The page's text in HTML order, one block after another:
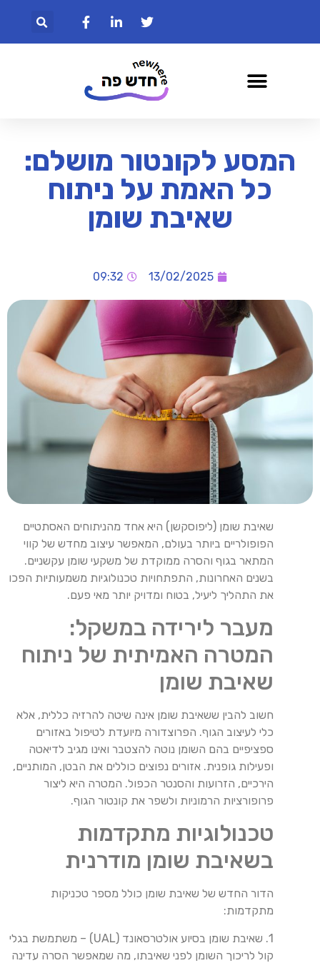
המסע לקונטור מושלם:
כל האמת על ניתוח
שאיבת שומן
13/02/2025
09:32
שאיבת שומן (ליפוסקשן) היא אחד מהניתוחים האסתטיים
הפופולריים ביותר בעולם, המאפשר עיצוב מחדש של קווי
המתאר בגוף והסרה ממוקדת של משקעי שומן עקשניים.
בשנים האחרונות, התפתחויות טכנולוגיות משמעותיות הפכו
את התהליך ליעיל, בטוח ומדויק יותר מאי פעם.
מעבר לירידה במשקל:
המטרה האמיתית של ניתוח
שאיבת שומן
חשוב להבין ששאיבת שומן אינה שיטה להרזיה כללית, אלא
כלי לעיצוב הגוף. הפרוצדורה מיועדת לטיפול באזורים
ספציפיים בהם השומן נוטה להצטבר ואינו מגיב לדיאטה
ופעילות גופנית. אזורים נפוצים כוללים את הבטן, המותניים,
הירכיים, הזרועות והסנטר הכפול. המטרה היא ליצור
פרופורציות הרמוניות ולשפר את קונטור הגוף.
טכנולוגיות מתקדמות
בשאיבת שומן מודרנית
הדור החדש של שאיבת שומן כולל מספר טכניקות
מתקדמות:
1. שאיבת שומן בסיוע אולטרסאונד (UAL) – משתמשת בגלי
קול לריכוך השומן לפני שאיבתו, מה שמאפשר הסרה עדינה